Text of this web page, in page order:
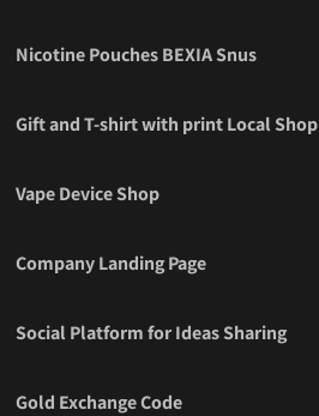
Nicotine Pouches BEXIA Snus
Gift and T-shirt with print Local Shop
Vape Device Shop
Company Landing Page
Social Platform for Ideas Sharing
Gold Exchange Code